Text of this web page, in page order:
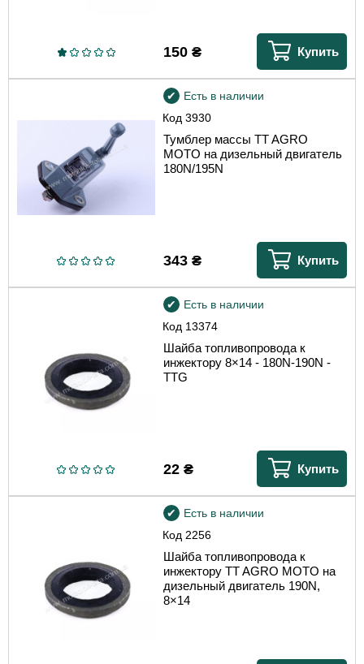
150₴ Купить
Код3930
Есть в наличии
Тумблер массы TT AGRO
MOTO на дизельный двигатель
180N/195N
343₴ Купить
Код 13374
Есть в наличии
Шайба топливопровода к
инжектору 8×14 - 180N-190N -
TTG
22₴ Купить
Код 2256
Есть в наличии
Шайба топливопровода к
инжектору TT AGRO MOTO на
дизельный двигатель 190N,
8×14